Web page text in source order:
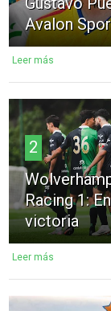
Avalon
Leer más
2
Racing 1:
victoria
Leer más